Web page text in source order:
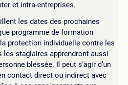
et intra-entreprises.
les dates des prochaines
programme de formation
protection individuelle contre les
stagiaires apprendront aussi
blessée. Il peut s’agir d’un
contact direct ou indirect avec